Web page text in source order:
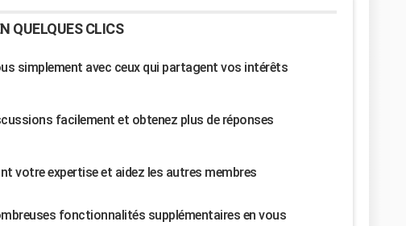
QUELQUES CLICS
simplement avec ceux qui partagent vos intérêts
facilement et obtenez plus de réponses
votre expertise et aidez les autres membres
fonctionnalités supplémentaires en vous